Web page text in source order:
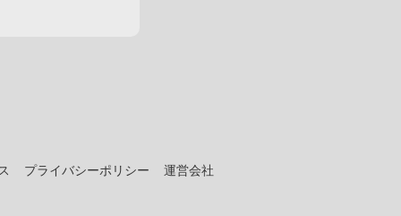
プライバシーポリシー 運営会社